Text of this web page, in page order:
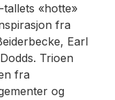
tallets «hotte»
fra
Earl
Trioen
fra
og